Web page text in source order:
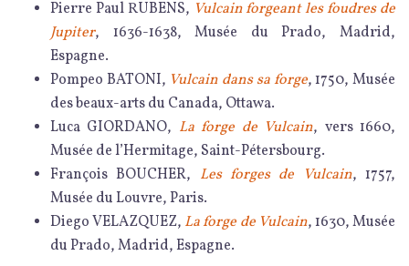
Pierre Paul RUBENS, Vulcain forgeant les foudres de
Jupiter, 1636-1638, Musée du Prado, Madrid,
Espagne.
Pompeo BATONI, Vulcain dans sa forge, 1750, Musée
des beaux-arts du Canada, Ottawa.
Luca GIORDANO, La forge de Vulcain, vers 1660,
Musée de l’Hermitage, Saint-Pétersbourg.
François BOUCHER, Les forges de Vulcain, 1757,
Musée du Louvre, Paris.
Diego VELAZQUEZ, La forge de Vulcain, 1630, Musée
du Prado, Madrid, Espagne.